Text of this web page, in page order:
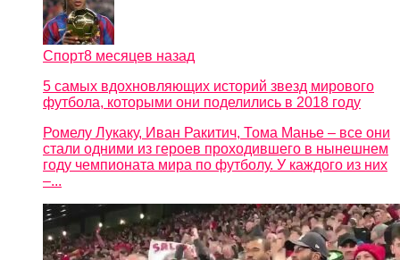
Спорт8 месяцев назад
5 самых вдохновляющих историй звезд мирового
футбола, которыми они поделились в 2018 году
Ромелу Лукаку, Иван Ракитич, Тома Манье – все они
стали одними из героев проходившего в нынешнем
году чемпионата мира по футболу. У каждого из них
–...